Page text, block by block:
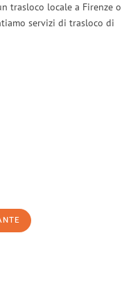
trasloco locale a Firenze o
servizi di trasloco di